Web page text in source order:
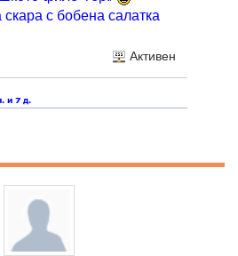
с бобена салатка
Активен